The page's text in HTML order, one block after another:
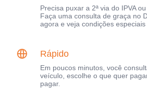
Precisa puxar a 2ª via do IPVA
Faça uma consulta de graça no
agora e veja condições
Rápido
Em poucos minutos, você
veículo, escolhe o que quer
pagar.